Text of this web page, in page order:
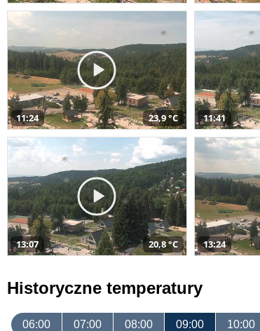
11:24 23,9 °C 11:41
13:07 20,8 °C 13:24
Historyczne temperatury
06:00 07:00 08:00 09:00 10:00